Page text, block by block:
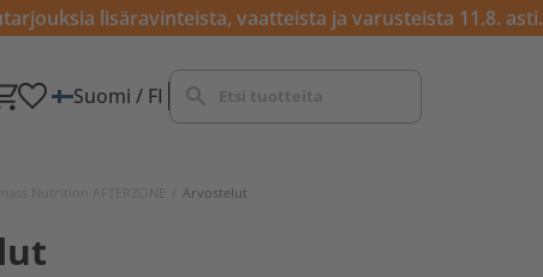
lisäravinteista, vaatteista ja varusteista 11.8. asti.
Suomi / FI
Nutrition AFTERZONE Arvostelut